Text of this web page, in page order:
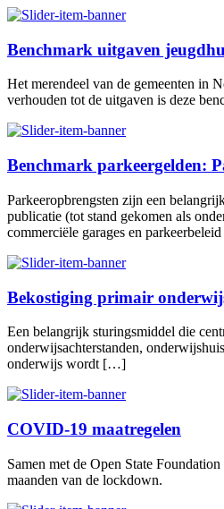
Benchmark uitgaven
Het merendeel van de gemeenten in
verhouden tot de uitgaven is deze
Benchmark parkeergelden:
Parkeeropbrengsten zijn een
publicatie (tot stand gekomen als
commerciële garages en
Bekostiging primair
Een belangrijk sturingsmiddel die
onderwijsachterstanden,
onderwijs wordt […]
COVID-19 maatregelen
Samen met de Open State
maanden van de lockdown.